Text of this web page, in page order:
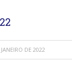
DE 2022